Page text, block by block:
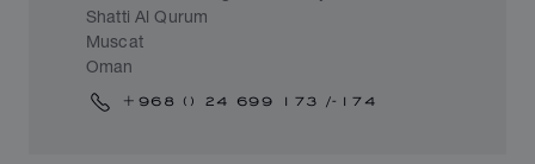
Shatti Al Qurum
Muscat
Oman
+968 () 24 699 173 /-174